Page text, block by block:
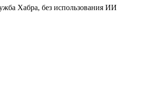
Хабра, без использования ИИ